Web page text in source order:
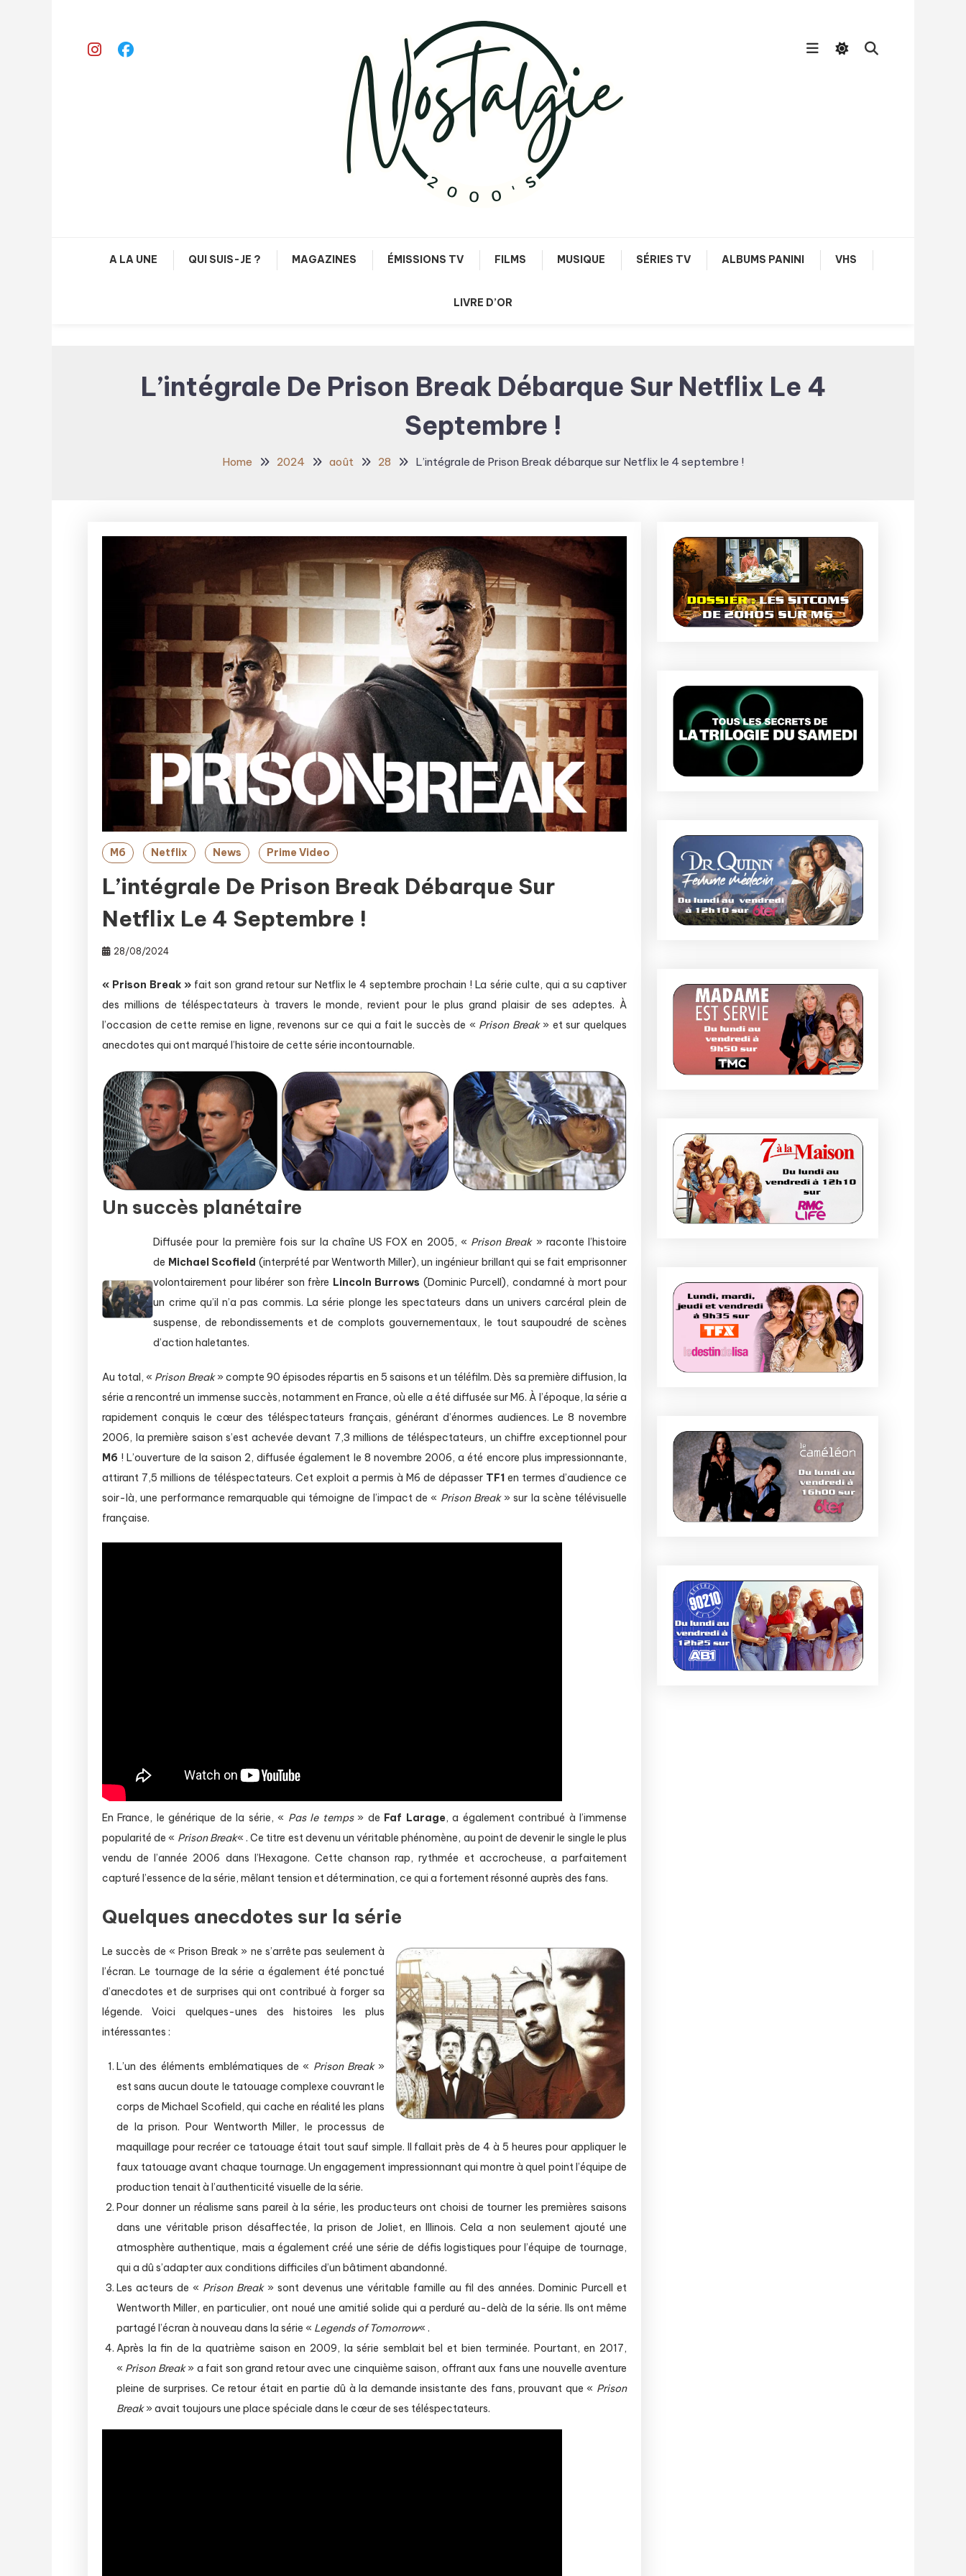
Content
Nostalgie 2000's
A LA UNE QUI SUIS-JE ? MAGAZINES ÉMISSIONS TV FILMS MUSIQUE SÉRIES TV ALBUMS PANINI VHS
LIVRE D’OR
L’intégrale De Prison Break Débarque Sur Netflix Le 4
Septembre !
Home 2024 août 28 L’intégrale de Prison Break débarque sur Netflix le 4 septembre !
M6 Netflix News Prime Video
L’intégrale De Prison Break Débarque Sur
Netflix Le 4 Septembre !
28/08/2024
« Prison Break » fait son grand retour sur Netflix le 4 septembre prochain ! La série culte, qui a su captiver
des millions de téléspectateurs à travers le monde, revient pour le plus grand plaisir de ses adeptes. À
l’occasion de cette remise en ligne, revenons sur ce qui a fait le succès de « Prison Break» et sur quelques
anecdotes qui ont marqué l’histoire de cette série incontournable.
Un succès planétaire
Diffusée pour la première fois sur la chaîne US FOX en 2005, « Prison Break» raconte l’histoire
de Michael Scofield (interprété par Wentworth Miller), un ingénieur brillant qui se fait emprisonner
volontairement pour libérer son frère Lincoln Burrows (Dominic Purcell), condamné à mort pour
un crime qu’il n’a pas commis. La série plonge les spectateurs dans un univers carcéral plein de
suspense, de rebondissements et de complots gouvernementaux, le tout saupoudré de scènes
d’action haletantes.
Au total, « Prison Break» compte 90 épisodes répartis en 5 saisons et un téléfilm. Dès sa première diffusion, la
série a rencontré un immense succès, notamment en France, où elle a été diffusée sur M6. À l’époque, la série a
rapidement conquis le cœur des téléspectateurs français, générant d’énormes audiences. Le 8 novembre
2006, la première saison s’est achevée devant 7,3 millions de téléspectateurs, un chiffre exceptionnel pour
M6 ! L’ouverture de la saison 2, diffusée également le 8 novembre 2006, a été encore plus impressionnante,
attirant 7,5 millions de téléspectateurs. Cet exploit a permis à M6 de dépasser TF1 en termes d’audience ce
soir-là, une performance remarquable qui témoigne de l’impact de « Prison Break» sur la scène télévisuelle
française.
En France, le générique de la série, « Pas le temps» de Faf Larage, a également contribué à l’immense
popularité de « Prison Break« . Ce titre est devenu un véritable phénomène, au point de devenir le single le plus
vendu de l’année 2006 dans l’Hexagone. Cette chanson rap, rythmée et accrocheuse, a parfaitement
capturé l’essence de la série, mêlant tension et détermination, ce qui a fortement résonné auprès des fans.
Quelques anecdotes sur la série
Le succès de « Prison Break » ne s’arrête pas seulement à
l’écran. Le tournage de la série a également été ponctué
d’anecdotes et de surprises qui ont contribué à forger sa
légende. Voici quelques-unes des histoires les plus
intéressantes :
L’un des éléments emblématiques de « Prison Break»
est sans aucun doute le tatouage complexe couvrant le
corps de Michael Scofield, qui cache en réalité les plans
de la prison. Pour Wentworth Miller, le processus de
maquillage pour recréer ce tatouage était tout sauf simple. Il fallait près de 4 à 5 heures pour appliquer le
faux tatouage avant chaque tournage. Un engagement impressionnant qui montre à quel point l’équipe de
production tenait à l’authenticité visuelle de la série.
Pour donner un réalisme sans pareil à la série, les producteurs ont choisi de tourner les premières saisons
dans une véritable prison désaffectée, la prison de Joliet, en Illinois. Cela a non seulement ajouté une
atmosphère authentique, mais a également créé une série de défis logistiques pour l’équipe de tournage,
qui a dû s’adapter aux conditions difficiles d’un bâtiment abandonné.
Les acteurs de « Prison Break» sont devenus une véritable famille au fil des années. Dominic Purcell et
Wentworth Miller, en particulier, ont noué une amitié solide qui a perduré au-delà de la série. Ils ont même
partagé l’écran à nouveau dans la série « Legends of Tomorrow« .
Après la fin de la quatrième saison en 2009, la série semblait bel et bien terminée. Pourtant, en 2017,
« Prison Break» a fait son grand retour avec une cinquième saison, offrant aux fans une nouvelle aventure
pleine de surprises. Ce retour était en partie dû à la demande insistante des fans, prouvant que « Prison
Break» avait toujours une place spéciale dans le cœur de ses téléspectateurs.